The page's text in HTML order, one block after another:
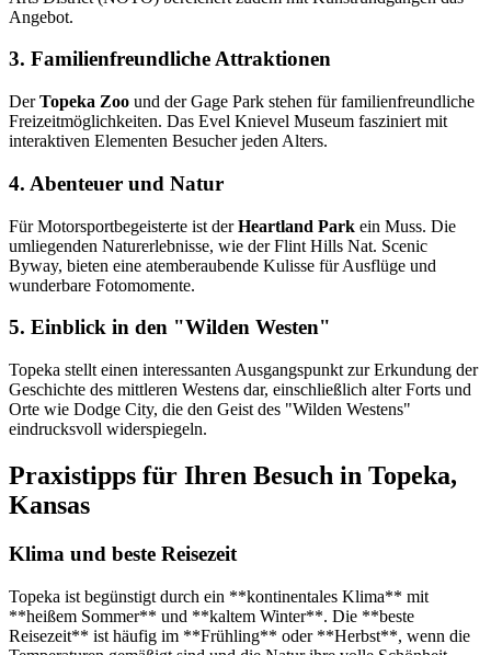
Angebot.
3. Familienfreundliche Attraktionen
DerTopeka Zoo und der Gage Park stehen für familienfreundliche
Freizeitmöglichkeiten. Das Evel Knievel Museum fasziniert mit
interaktiven Elementen Besucher jeden Alters.
4. Abenteuer und Natur
Für Motorsportbegeisterte ist derHeartland Park ein Muss. Die
umliegenden Naturerlebnisse, wie der Flint Hills Nat. Scenic
Byway, bieten eine atemberaubende Kulisse für Ausflüge und
wunderbare Fotomomente.
5. Einblick in den "Wilden Westen"
Topeka stellt einen interessanten Ausgangspunkt zur Erkundung der
Geschichte des mittleren Westens dar, einschließlich alter Forts und
Orte wie Dodge City, die den Geist des "Wilden Westens"
eindrucksvoll widerspiegeln.
Praxistipps für Ihren Besuch in Topeka,
Kansas
Klima und beste Reisezeit
Topeka ist begünstigt durch ein **kontinentales Klima** mit
**heißem Sommer** und **kaltem Winter**. Die **beste
Reisezeit** ist häufig im **Frühling** oder **Herbst**, wenn die